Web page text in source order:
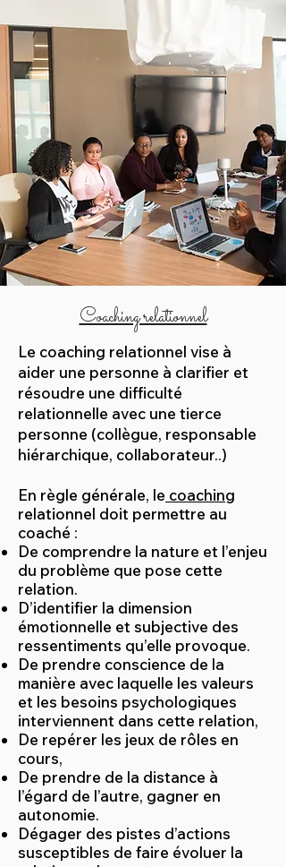
Coaching relationnel
Le coaching relationnel vise à
aider une personne à clarifier et
résoudre une difficulté
relationnelle avec une tierce
personne (collègue, responsable
hiérarchique, collaborateur..)
En règle générale, le coaching
relationnel doit permettre au
coaché :
De comprendre la nature et l’enjeu
du problème que pose cette
relation.
D’identifier la dimension
émotionnelle et subjective des
ressentiments qu’elle provoque.
De prendre conscience de la
manière avec laquelle les valeurs
et les besoins psychologiques
interviennent dans cette relation,
De repérer les jeux de rôles en
cours,
De prendre de la distance à
l’égard de l’autre, gagner en
autonomie.
Dégager des pistes d’actions
susceptibles de faire évoluer la